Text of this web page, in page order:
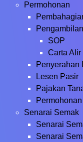
Permohonan
SOP
Carta Alir
Penyerahan
Lesen Pasir
Pajakan
Senarai Semak
Senarai
Senarai